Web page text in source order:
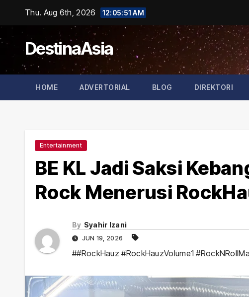
content
Thu. Aug 6th, 2026 12:05:53 AM
DestinaAsia
HOME ADVERTORIAL BLOG DIREKTORI
Entertainment
BE KL Jadi Saksi
Rock Menerusi
By Syahir Izani
JUN 19, 2026
##RockHauz #RockHauzVolume1